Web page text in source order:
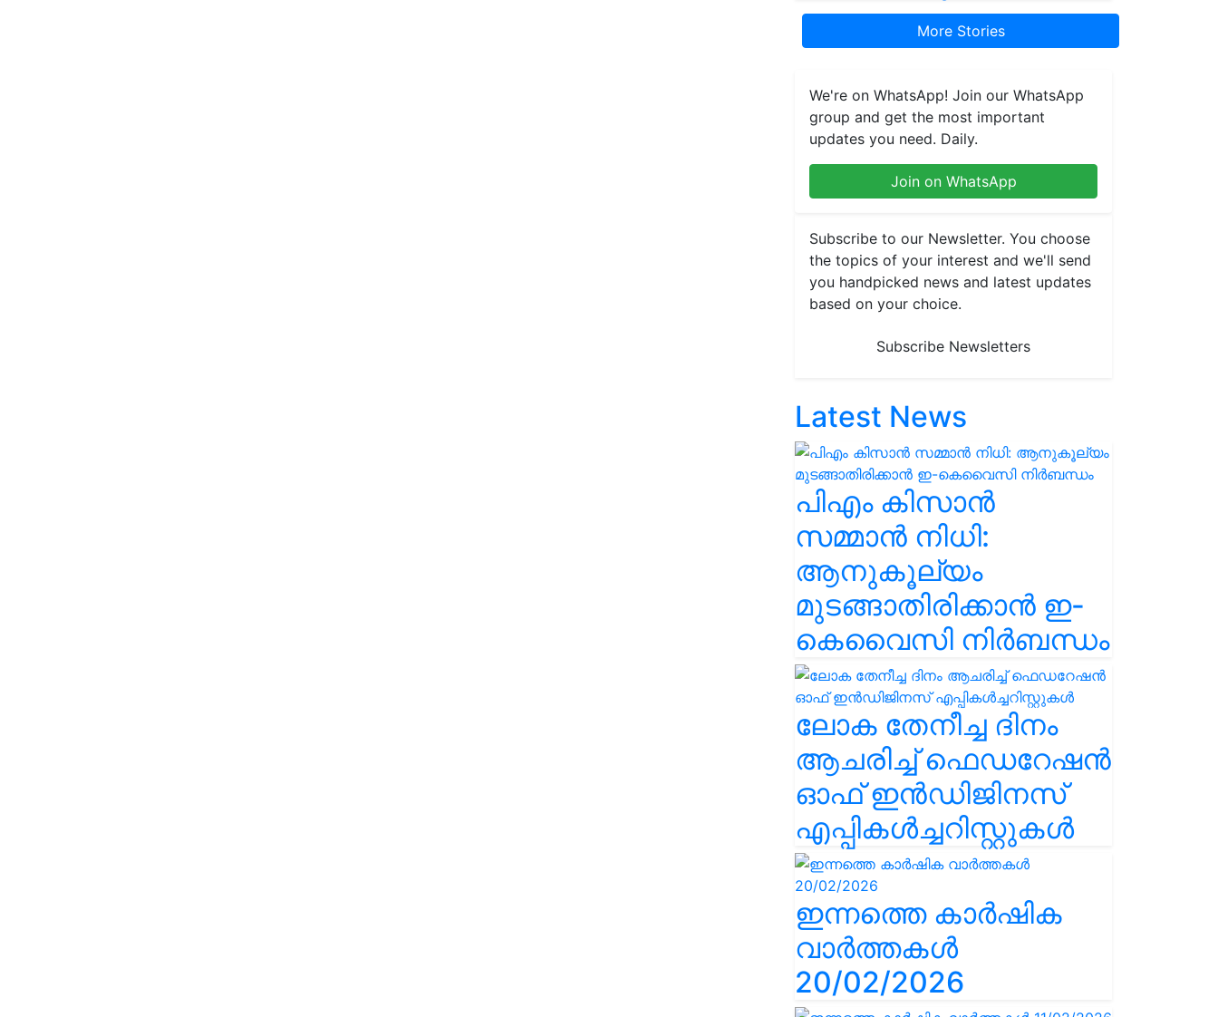
More Stories
We're on WhatsApp! Join our WhatsApp
group and get the most important
updates you need. Daily.
Join on WhatsApp
Subscribe to our Newsletter. You choose
the topics of your interest and we'll send
you handpicked news and latest updates
based on your choice.
Subscribe Newsletters
Latest News
പിഎം കിസാൻ
സമ്മാൻ നിധി:
ആനുകൂല്യം
മുടങ്ങാതിരിക്കാൻ ഇ-
കെവൈസി നിർബന്ധം
ലോക തേനീച്ച ദിനം
ആചരിച്ച് ഫെഡറേഷൻ
ഓഫ് ഇൻഡിജിനസ്
എപ്പികൾച്ചറിസ്റ്റുകൾ
ഇന്നത്തെ കാർഷിക
വാർത്തകൾ
20/02/2026